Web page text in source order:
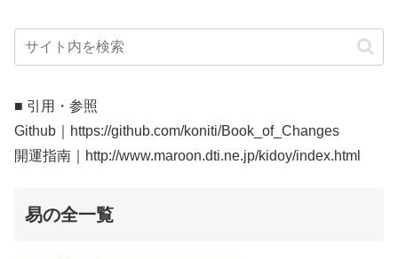
■ 引用・参照
Github｜https://github.com/koniti/Book_of_Changes
開運指南｜http://www.maroon.dti.ne.jp/kidoy/index.html
易の全一覧